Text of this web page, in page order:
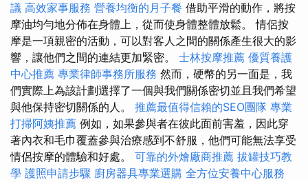
議 高效家事服務 營養均衡的月子餐 借助平滑的動作，將按
摩油均勻地分佈在身體上，從而使身體整體放鬆。 情侶按
摩是一項親密的活動，可以對客人之間的關係產生很大的影
響，讓他們之間的連結更加緊密。 士林按摩推薦 優質養護
中心推薦 專業律師事務所服務 然而，硬幣的另一面是，我
們實際上為該計劃選擇了一個與我們關係密切並且我們希望
與他保持密切關係的人。 推薦最值得信賴的SEO團隊 專業
打掃阿姨推薦 例如，如果參與者在彼此面前害羞，因此穿
著內衣和毛巾覆蓋參與治療感到不舒服，他們可能無法享受
情侶按摩的體驗和好處。 可靠的外燴廠商推薦 拔罐技巧教
學 護照申請步驟 廚房器具專業選購 全方位安養中心服務